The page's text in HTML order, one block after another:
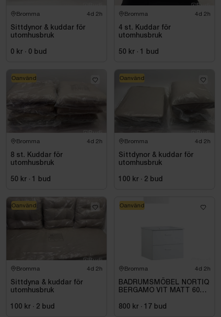
Bromma 4d 2h
Sittdynor & kuddar för
utomhusbruk
0 kr · 0 bud
Bromma 4d 2h
4 st. Kuddar för
utomhusbruk
50 kr · 1 bud
Bromma 4d 2h
8 st. Kuddar för
utomhusbruk
50 kr · 1 bud
Oanvänd
Bromma 4d 2h
Sittdynor & kuddar för
utomhusbruk
100 kr · 2 bud
Oanvänd
Bromma 4d 2h
Sittdyna & kuddar för
utomhusbruk
100 kr · 2 bud
Oanvänd
Bromma 4d 2h
BADRUMSMÖBEL NORTIQ
BERGAMO VIT MATT 60
800 kr · 17 bud
Oanvänd